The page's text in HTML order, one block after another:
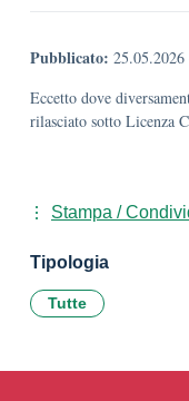
Pubblicato: 25.05.2026
Eccetto dove
rilasciato sotto Licenza
Stampa /
Tipologia
Tutte